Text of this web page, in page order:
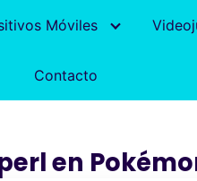
Móviles
Contacto
en